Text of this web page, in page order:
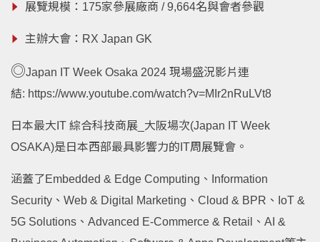
展覽規模：175家參展廠商 / 9,664名與會者參觀
主辦大會：RX Japan GK
◎Japan IT Week Osaka 2024 現場盛況影片連
結: https://www.youtube.com/watch?v=MIr2nRuLVt8
日本最大IT 綜合科技商展_大阪場次(Japan IT Week
OSAKA)是日本西部最具影響力的IT周展覽會。
涵蓋了Embedded & Edge Computing、Information
Security、Web & Digital Marketing、Cloud & BPR、IoT &
5G Solutions、Advanced E-Commerce & Retail、AI &